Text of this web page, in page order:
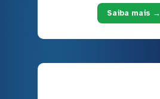
Saiba mais →